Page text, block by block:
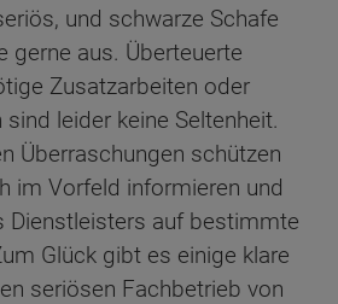
und schwarze Schafe
gerne aus. Überteuerte
Zusatzarbeiten oder
leider keine Seltenheit.
Überraschungen schützen
im Vorfeld informieren und
Dienstleisters auf bestimmte
Glück gibt es einige klare
seriösen Fachbetrieb von